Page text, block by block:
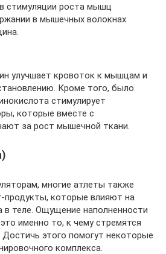
стимуляции роста мышц
в мышечных волокнах
улучшает кровоток к мышцам и
Кроме того, было
стимулирует
которые вместе с
за рост мышечной ткани.
многие атлеты также
продукты, которые влияют на
в теле. Ощущение наполненности
именно то, к чему стремятся
этого помогут некоторые
комплекса.